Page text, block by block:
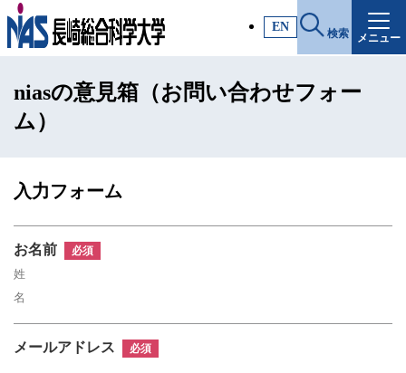
EN 検索 メニュー
施設・アクセス
入試情報
niasの意見箱（お問い合わせフォー
ム）
入力フォーム
お名前 必須
メールアドレス 必須